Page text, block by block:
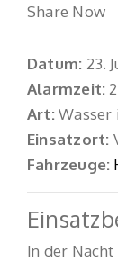
Share Now
Datum: 23.
Alarmzeit:
Art:Wasser
Einsatzort:
Fahrzeuge:
In der